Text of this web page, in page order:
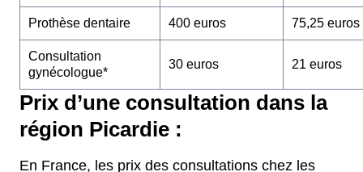
Prothèse dentaire 400 euros 75,25 euros
Consultation
gynécologue*
30 euros 21 euros
Prix d’une consultation dans la
région Picardie :
En France, les prix des consultations chez les